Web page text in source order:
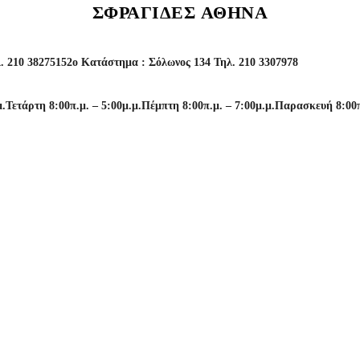
ΣΦΡΑΓΙΔΕΣ ΑΘΗΝΑ
210 38275152o Κατάστημα : Σόλωνος 134 Τηλ. 210 3307978
Τετάρτη 8:00π.μ. – 5:00μ.μ.Πέμπτη 8:00π.μ. – 7:00μ.μ.Παρασκευή